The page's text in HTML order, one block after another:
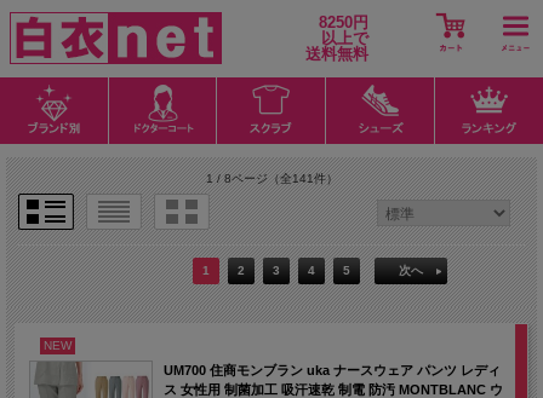
8250円
以上で
送料無料
1 / 8ページ（全141件）
1 2 3 4 5 次へ
NEW
UM700 住商モンブラン uka ナースウェア パンツ レディ
ス 女性用 制菌加工 吸汗速乾 制電 防汚 MONTBLANC ウ